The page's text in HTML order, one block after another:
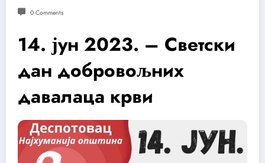
0 Comments
14. јун 2023. – Светски
дан добровољних
давалаца крви